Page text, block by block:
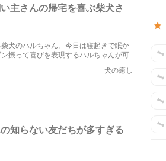
主さんの帰宅を喜ぶ柴犬さ
犬のハルちゃん。今日は寝起きで眠か
振って喜びを表現するハルちゃんが可
犬の癒し
知らない友だちが多すぎる